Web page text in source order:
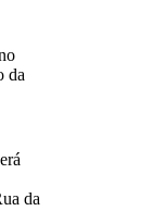
da
da